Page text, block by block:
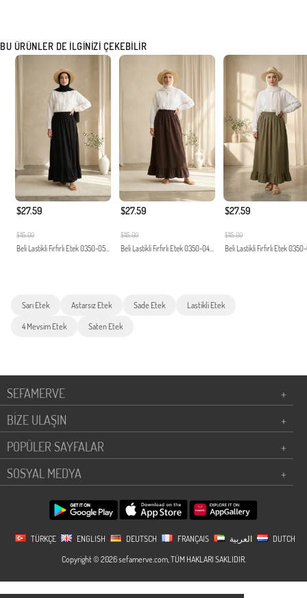
BU ÜRÜNLER DE İLGINIZI ÇEKEBILIR
$27.59
$115.00
Beli Lastikli Fırfırlı Etek 0350-05...
$27.59
$115.00
Beli Lastikli Fırfırlı Etek 0350-04...
$27.59
$115.00
Beli Lastikli Fırfırlı Etek
Sarı Etek Astarsız Etek Sade Etek Lastikli Etek
4 Mevsim Etek Saten Etek
SEFAMERVE
+
BİZE ULAŞIN
+
POPÜLER SAYFALAR
+
SOSYAL MEDYA
+
TÜRKÇE ENGLISH DEUTSCH FRANÇAIS
DUTCH
Copyright © 2026 sefamerve.com, TÜM HAKLARI SAKLIDIR.